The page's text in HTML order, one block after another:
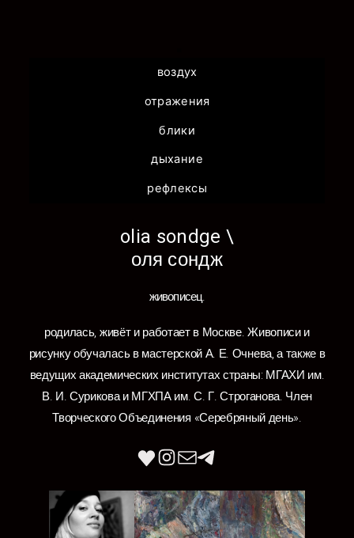
воздух
отражения
блики
дыхание
рефлексы
olia sondge \
оля сондж
живописец.
родилась, живёт и работает в Москве. Живописи и
рисунку обучалась в мастерской А. Е. Очнева, а также в
ведущих академических институтах страны: МГАХИ им.
В. И. Сурикова и МГХПА им. С. Г. Строганова. Член
Творческого Объединения «Серебряный день».